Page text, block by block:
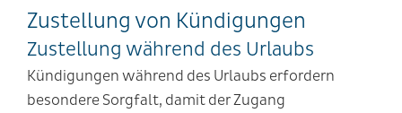
Zustellung von Kündigungen
Zustellung während des Urlaubs
Kündigungen während des Urlaubs erfordern
besondere Sorgfalt, damit der Zugang